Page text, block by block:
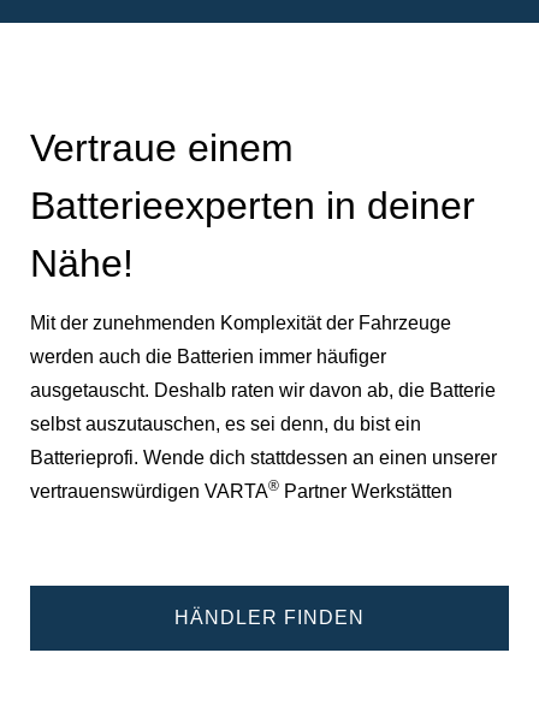
Vertraue einem
Batterieexperten in deiner
Nähe!
Mit der zunehmenden Komplexität der Fahrzeuge
werden auch die Batterien immer häufiger
ausgetauscht. Deshalb raten wir davon ab, die Batterie
selbst auszutauschen, es sei denn, du bist ein
Batterieprofi. Wende dich stattdessen an einen unserer
vertrauenswürdigen VARTA® Partner Werkstätten
HÄNDLER FINDEN